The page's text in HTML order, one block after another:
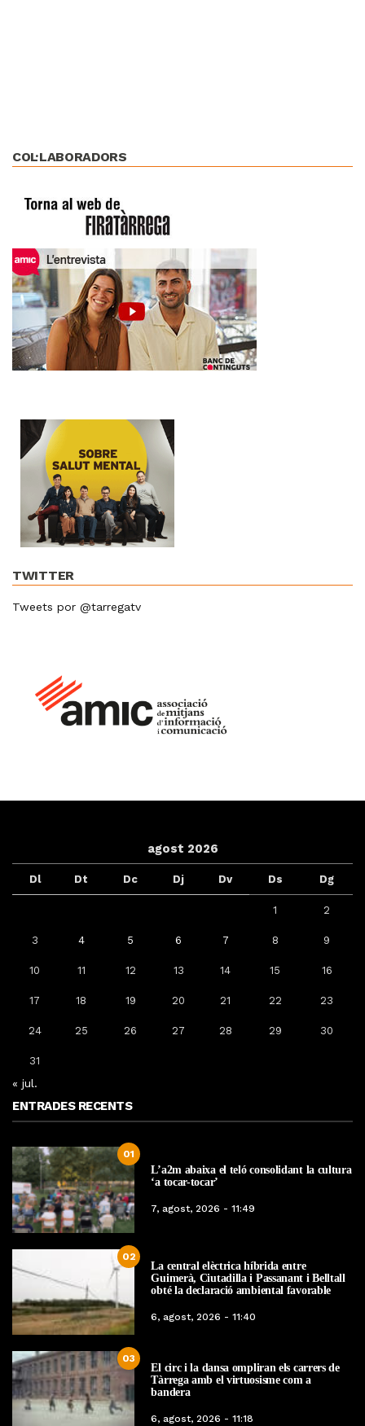
COL·LABORADORS
TWITTER
Tweets por @tarregatv
agost 2026
Dl Dt Dc Dj Dv Ds Dg
1 2
3 4 5 6 7 8 9
10 11 12 13 14 15 16
17 18 19 20 21 22 23
24 25 26 27 28 29 30
31
« jul.
ENTRADES RECENTS
01
L’a2m abaixa el teló consolidant la cultura
‘a tocar-tocar’
7, agost, 2026 - 11:49
02
La central elèctrica híbrida entre
Guimerà, Ciutadilla i Passanant i Belltall
obté la declaració ambiental favorable
6, agost, 2026 - 11:40
03
El circ i la dansa ompliran els carrers de
Tàrrega amb el virtuosisme com a
bandera
6, agost, 2026 - 11:18